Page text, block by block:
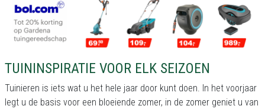
TUININSPIRATIE VOOR ELK SEIZOEN
Tuinieren is iets wat u het hele jaar door kunt doen. In het voorjaar
legt u de basis voor een bloeiende zomer, in de zomer geniet u van